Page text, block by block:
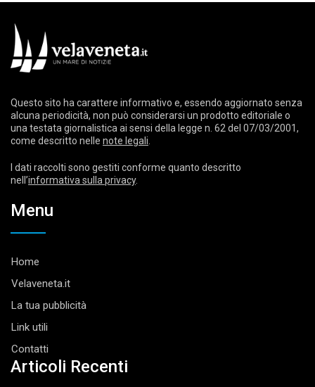
Questo sito ha carattere informativo e, essendo aggiornato senza
alcuna periodicità, non può considerarsi un prodotto editoriale o
una testata giornalistica ai sensi della legge n. 62 del 07/03/2001,
come descritto nelle note legali
I dati raccolti sono gestiti conforme quanto descritto
nell’informativa sulla privacy.
Menu
Home
Velaveneta.it
La tua pubblicità
Link utili
Contatti
Articoli Recenti